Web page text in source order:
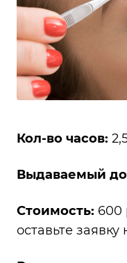
Кол-во часов:
Выдаваемый
Стоимость: 600
оставьте заявку